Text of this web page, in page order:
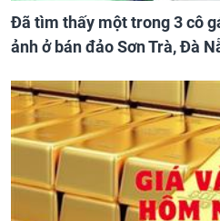
Đã tìm thấy một trong 3 cô
ảnh ở bán đảo Sơn Trà, Đà